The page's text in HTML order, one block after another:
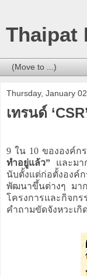
Thaipat
Thursday, January
เทรนด์
9 ใน 10 ขององค์ก
ทำอยู่แล้ว” และมา
นับตั้งแต่ก่อตั้งองค์
พัฒนาขึ้นต่างๆ มาก
โครงการและกิจกร
คำถามขัดจังหวะเ